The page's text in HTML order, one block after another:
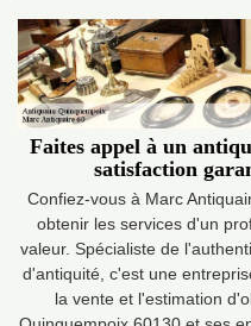
Faites appel à un
satisfaction
Confiez-vous à Marc
obtenir les services d'un
valeur. Spécialiste de
d'antiquité, c'est une
la vente et l'estimation